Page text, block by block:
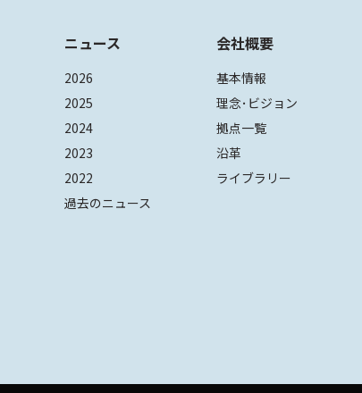
ニュース
2026
2025
2024
2023
2022
過去のニュース
会社概要
基本情報
理念･ビジョン
拠点一覧
沿革
ライブラリー